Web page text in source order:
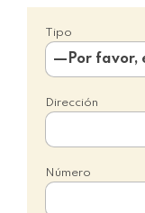
Tipo
Dirección
Número